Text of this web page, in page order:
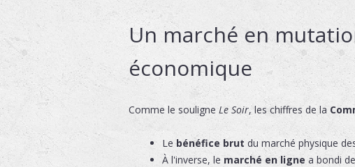
Un marché en
économique
Comme le souligne Le Soir, les chiffres de la
Le bénéfice brut du marché physique
À l'inverse, lemarché en ligne a bondi